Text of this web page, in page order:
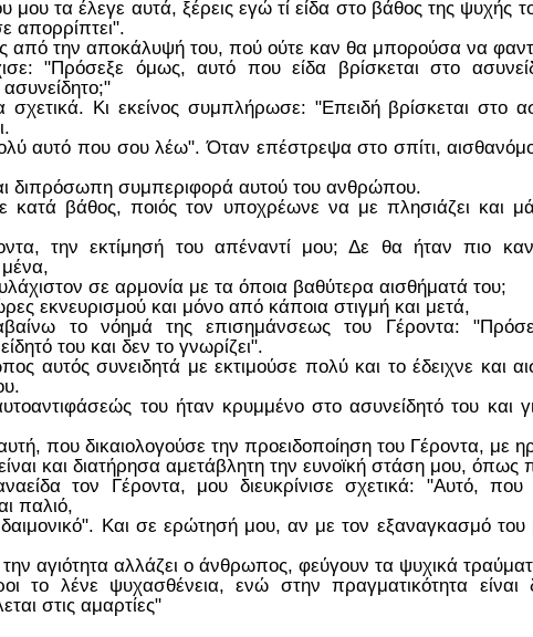
μου τα έλεγε αυτά, ξέρεις εγώ τί είδα στο βάθος της ψυχής
απορρίπτει".
από την αποκάλυψή του, πού ούτε καν θα μπορούσα να
"Πρόσεξε όμως, αυτό που είδα βρίσκεται στο
ασυνείδητο;"
σχετικά. Κι εκείνος συμπλήρωσε: "Επειδή βρίσκεται στο
αυτό που σου λέω". Όταν επέστρεψα στο σπίτι,
διπρόσωπη συμπεριφορά αυτού του ανθρώπου.
κατά βάθος, ποιός τον υποχρέωνε να με πλησιάζει και
την εκτίμησή του απέναντί μου; Δε θα ήταν πιο
σε αρμονία με τα όποια βαθύτερα αισθήματά του;
εκνευρισμού και μόνο από κάποια στιγμή και μετά,
το νόημά της επισημάνσεως του Γέροντα:
του και δεν το γνωρίζει".
αυτός συνειδητά με εκτιμούσε πολύ και το έδειχνε και
του ήταν κρυμμένο στο ασυνείδητό του και
που δικαιολογούσε την προειδοποίηση του Γέροντα, με
και διατήρησα αμετάβλητη την ευνοϊκή στάση μου, όπως
τον Γέροντα, μου διευκρίνισε σχετικά: "Αυτό, που
παλιό,
δαιμονικό". Και σε ερώτησή μου, αν με τον εξαναγκασμό του
αγιότητα αλλάζει ο άνθρωπος, φεύγουν τα ψυχικά
το λένε ψυχασθένεια, ενώ στην πραγματικότητα είναι
στις αμαρτίες"